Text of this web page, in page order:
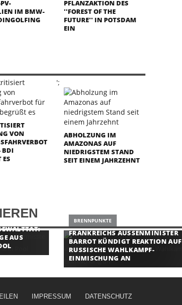
IM BMW-
PFLANZAKTION DES
''FOREST OF THE
FUTURE'' IN POTSDAM
EIN
';
VON
BDI
ABHOLZUNG IM
AMAZONAS AUF
NIEDRIGSTEM STAND
SEIT EINEM JAHRZEHNT
AUS
BRENNPUNKTE
FRANKREICHS AUSSENMINISTER B
ARROT KÜNDIGT REAKTION AUF R
USSISCHE WAHLKAMPF-E
INMISCHUNG AN
IMPRESSUM DATENSCHUTZ